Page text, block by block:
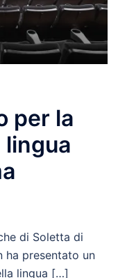
per la
lingua
di Soletta di
ha presentato un
lingua […]